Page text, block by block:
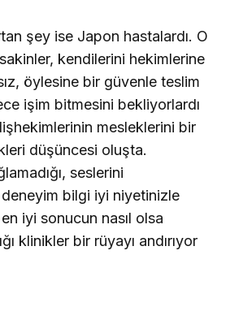
şey ise Japon hastalardı. O
kendilerini hekimlerine
öylesine bir güvenle teslim
işim bitmesini bekliyorlardı
mesleklerini bir
düşüncesi oluşta.
seslerini
deneyim bilgi iyi niyetinizle
iyi sonucun nasıl olsa
klinikler bir rüyayı andırıyor